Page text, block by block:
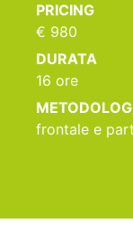
PRICING
€ 980
DURATA
16 ore
frontale e